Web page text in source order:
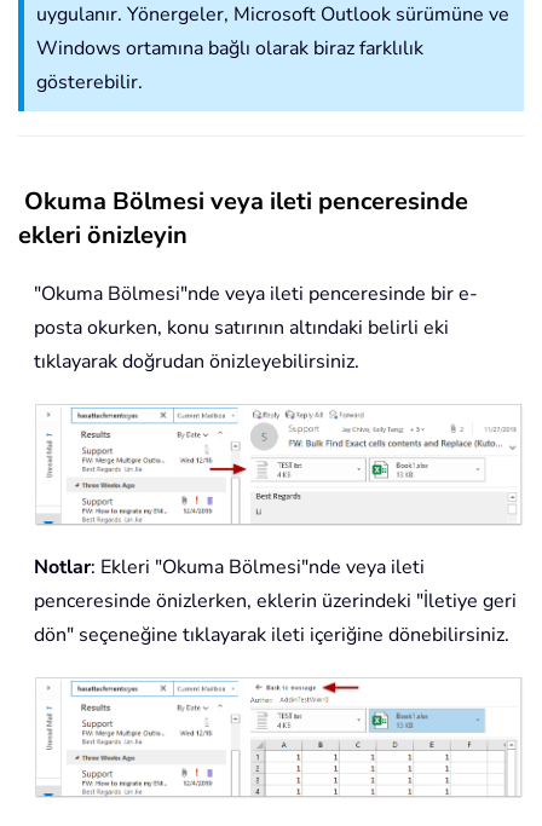
uygulanır. Yönergeler, Microsoft Outlook sürümüne ve
Windows ortamına bağlı olarak biraz farklılık
gösterebilir.
Okuma Bölmesi veya ileti penceresinde
ekleri önizleyin
"Okuma Bölmesi"nde veya ileti penceresinde bir e-
posta okurken, konu satırının altındaki belirli eki
tıklayarak doğrudan önizleyebilirsiniz.
Notlar: Ekleri "Okuma Bölmesi"nde veya ileti
penceresinde önizlerken, eklerin üzerindeki "İletiye geri
dön" seçeneğine tıklayarak ileti içeriğine dönebilirsiniz.